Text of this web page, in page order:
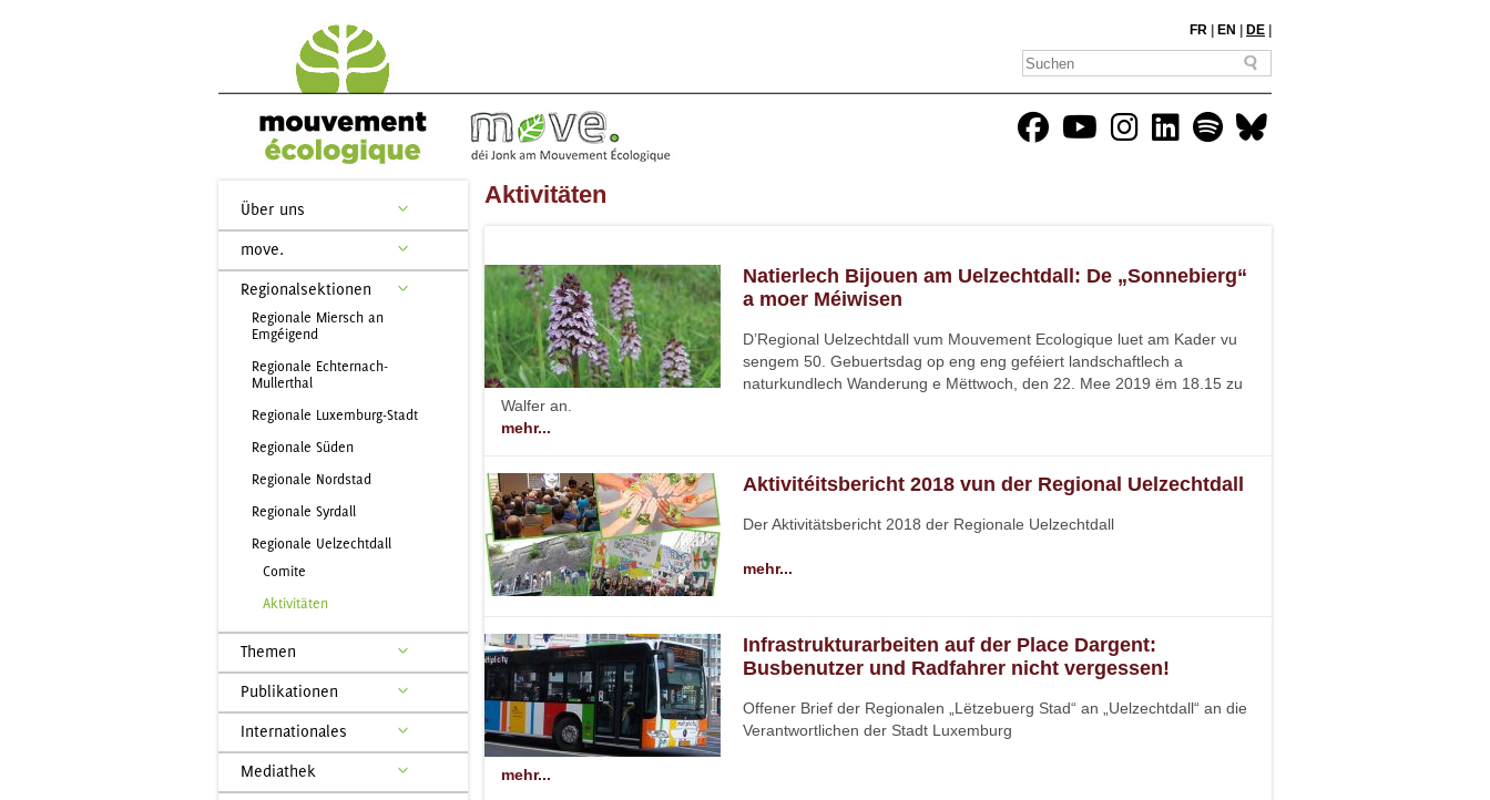
FR EN DE
Über uns
move.
Regionalsektionen
Regionale Miersch an
Emgéigend
Regionale Echternach-
Mullerthal
Regionale Luxemburg-Stadt
Regionale Süden
Regionale Nordstad
Regionale Syrdall
Regionale Uelzechtdall
Comite
Aktivitäten
Themen
Publikationen
Internationales
Mediathek
Aktivitäten
Natierlech Bijouen am Uelzechtdall: De „Sonnebierg“
a moer Méiwisen
D’Regional Uelzechtdall vum Mouvement Ecologique luet am Kader vu
sengem 50. Gebuertsdag op eng eng geféiert landschaftlech a
naturkundlech Wanderung e Mëttwoch, den 22. Mee 2019 ëm 18.15 zu
Walfer an.
mehr...
Aktivitéitsbericht 2018 vun der Regional Uelzechtdall
Der Aktivitätsbericht 2018 der Regionale Uelzechtdall
mehr...
Infrastrukturarbeiten auf der Place Dargent:
Busbenutzer und Radfahrer nicht vergessen!
Offener Brief der Regionalen „Lëtzebuerg Stad“ an „Uelzechtdall“ an die
Verantwortlichen der Stadt Luxemburg
mehr...